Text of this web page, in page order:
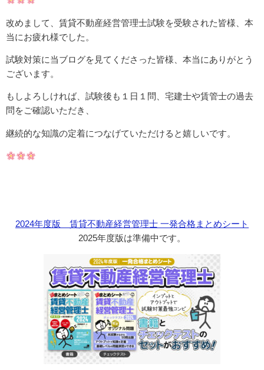
改めまして、賃貸不動産経営管理士試験を受験された皆様、本
当にお疲れ様でした。
試験対策に当ブログを見てくださった皆様、本当にありがとう
ございます。
もしよろしければ、試験後も１日１問、宅建士や賃管士の過去
問をご確認いただき、
継続的な知識の定着につなげていただけると嬉しいです。
2024年度版 賃貸不動産経営管理士 一発合格まとめシート
2025年度版は準備中です。